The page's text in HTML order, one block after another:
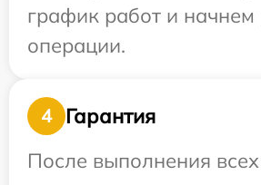
график работ и
операции.
4
Гарантия
После выполнения